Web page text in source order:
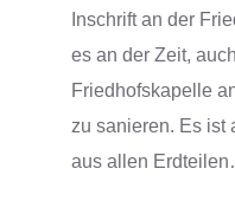
Inschrift an der
es an der Zeit,
Friedhofskapelle
zu sanieren. Es ist
aus allen